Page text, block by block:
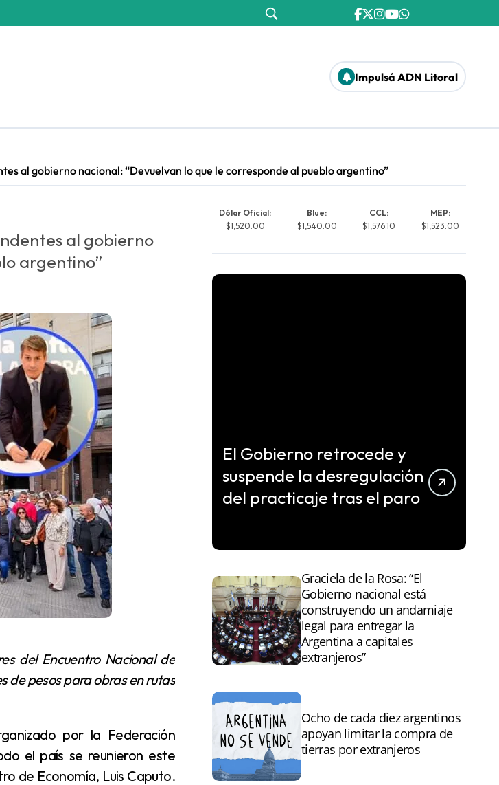
Impulsá ADN Litoral
al gobierno nacional: “Devuelvan lo que le corresponde al pueblo argentino”
al gobierno
argentino”
de pesos para obras en rutas
el país se reunieron este
de Economía, Luis Caputo.
Dólar Oficial:
$1,520.00
Blue:
$1,540.00
CCL:
$1,576.10
MEP:
$1,523.00
El Gobierno retrocede y
suspende la desregulación
del practicaje tras el paro
Graciela de la Rosa: “El
Gobierno nacional está
construyendo un andamiaje
legal para entregar la
Argentina a capitales
extranjeros”
Ocho de cada diez argentinos
apoyan limitar la compra de
tierras por extranjeros